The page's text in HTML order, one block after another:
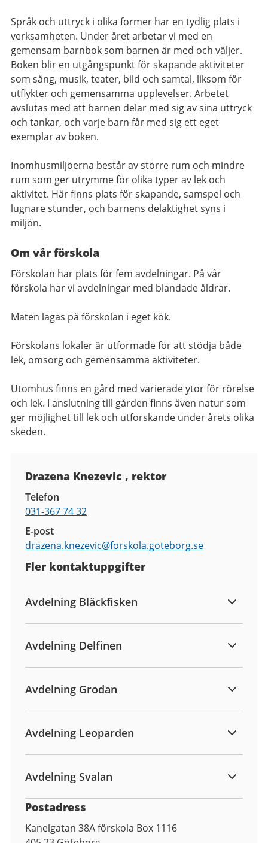
Språk och uttryck i olika former har en tydlig plats i
verksamheten. Under året arbetar vi med en
gemensam barnbok som barnen är med och väljer.
Boken blir en utgångspunkt för skapande aktiviteter
som sång, musik, teater, bild och samtal, liksom för
utflykter och gemensamma upplevelser. Arbetet
avslutas med att barnen delar med sig av sina uttryck
och tankar, och varje barn får med sig ett eget
exemplar av boken.
Inomhusmiljöerna består av större rum och mindre
rum som ger utrymme för olika typer av lek och
aktivitet. Här finns plats för skapande, samspel och
lugnare stunder, och barnens delaktighet syns i
miljön.
Om vår förskola
Förskolan har plats för fem avdelningar. På vår
förskola har vi avdelningar med blandade åldrar.
Maten lagas på förskolan i eget kök.
Förskolans lokaler är utformade för att stödja både
lek, omsorg och gemensamma aktiviteter.
Utomhus finns en gård med varierade ytor för rörelse
och lek. I anslutning till gården finns även natur som
ger möjlighet till lek och utforskande under årets olika
skeden.
Drazena Knezevic , rektor
Telefon
031-367 74 32
E-post
drazena.knezevic@forskola.goteborg.se
Fler kontaktuppgifter
Avdelning Bläckfisken
Avdelning Delfinen
Avdelning Grodan
Avdelning Leoparden
Avdelning Svalan
Postadress
Kanelgatan 38A förskola Box 1116